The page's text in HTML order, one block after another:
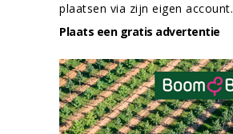
plaatsen via zijn eigen account.
Plaats een gratis advertentie